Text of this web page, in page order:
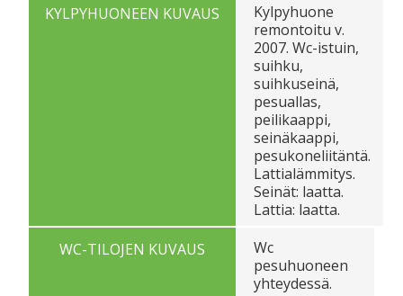
KYLPYHUONEEN KUVAUS
Kylpyhuone
remontoitu v.
2007. Wc-istuin,
suihku,
suihkuseinä,
pesuallas,
peilikaappi,
seinäkaappi,
pesukoneliitäntä.
Lattialämmitys.
Seinät: laatta.
Lattia: laatta.
WC-TILOJEN KUVAUS
Wc
pesuhuoneen
yhteydessä.